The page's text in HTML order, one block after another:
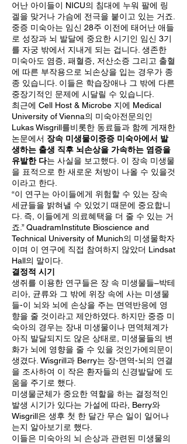
어난 아이들이 NICU의 침대에 누워 팔에 링
겔을 맞거나 가슴에 전극을 붙이고 있는 거죠.
중증 미숙아는 임신 28주 이전에 태어난 애들
로 성장과 뇌 발달에 중요한 시기인 임신 3기
를 자궁 밖에서 지내게 되는 겁니다. 생존한
미숙아도 염증, 패혈증, 저산소증 그리고 출혈
에 따른 부작용으로 뇌손상을 입는 경우가 종
종 있습니다. 이들은 학습장애나 그 밖에 다른
중장기적인 문제에 시달릴 수 있습니다.
최근에 Cell Host & Microbe 지에 Medical
University of Vienna의 미숙아전문의인
Lukas Wisgrill를비롯한 동료들과 함께 게재한
논문에서 장속 미생물이중증 미숙아에서 발
생하는 출생 직후 뇌손상을 가속하는 염증을
유발한 다는 사실을 보고했다. 이 장속 미생물
을 표적으로 한 새로운 처방이 나올 수 있을것
이라고 한다.
“이 연구는 아이들에게 위험할 수 있는 장속
세균들을 밝혀낼 수 있었기 때문에 중요합니
다. 즉, 이들에게 의료혜택을 더 줄 수 있는 거
죠.” QuadramInstitute Bioscience and
Technical University of Munich의 미생물학자
이며 이 연구에 직접 참여하지 않았더 Lindsat
Hall의 말이다.
결정적 시기
생쥐를 이용한 연구들은 장 속 미생물들–박테
리아, 균류와 그 밖에 위장 속에 사는 미생물
들-이 뇌와 뇌에 손상을 주는 면역반응에 영
향을 줄 것이라고 제안하였다. 하지만 중증 미
숙아의 경우는 장내 미생물이나 면역체계가
아직 발달되지도 않은 상태로, 미생물들의 변
화가 뇌에 영향을 줄 수 있을 것인가에의문이
생겼다. Wisgrill과 Berry는 장-면역-뇌의 연결
을 조사하여 이 작은 환자들의 신경발달에 도
움을 주기로 했다.
미생물군체가 중요한 역할을 하는 결정적인
발생 시기가 있다는 가설에 따라, Berry와
Wisgrill은 생후 첫 한 달간 무슨 일이 일어나
는지 알아보기로 했다.
이들은 미숙아의 뇌 손상과 관련된 미생물의